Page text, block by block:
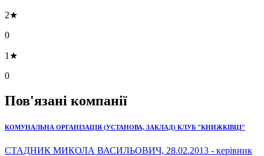
2★
0
1★
0
Пов'язані компанії
КОМУНАЛЬНА ОРГАНІЗАЦІЯ (УСТАНОВА, ЗАКЛАД) КЛУБ "КНИЖКІВЦІ"
СТАДНИК МИКОЛА ВАСИЛЬОВИЧ, 28.02.2013 - керівник